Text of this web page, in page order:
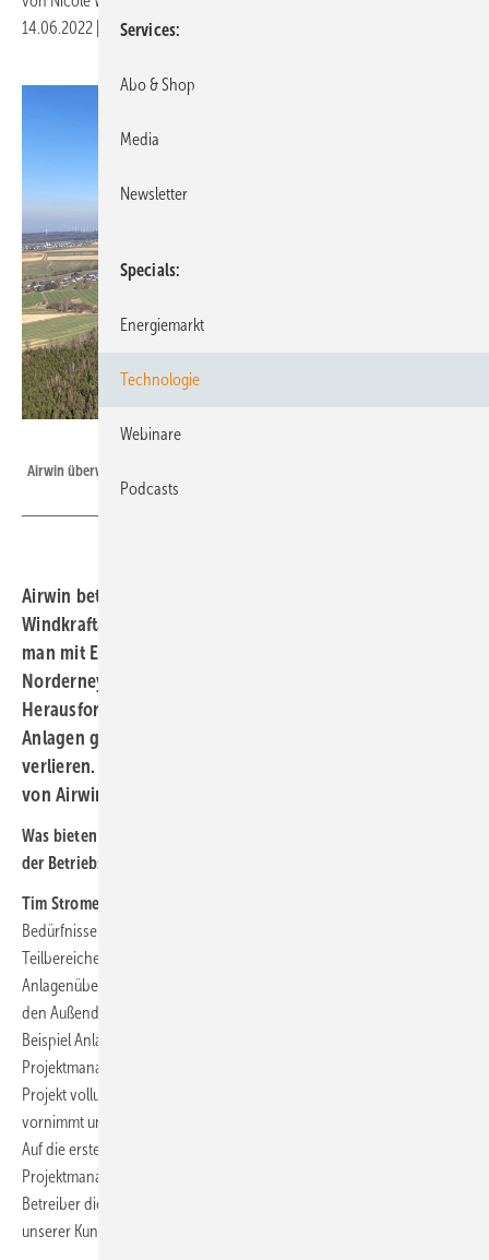
14.06.2022
Druckvorschau
Airwin überwacht 365 Tage im Jahr die Anlagen in der Betriebsführung.
Airwin betreut deutschlandweit über 200
Windkraftanlagen in der Betriebsführung: Im Süden hat
man mit Eisansatz zu tun. Und im Norden kurz vor
Norderney, wo stetig der Wind bläst, hat man die
Herausforderung, eine Zeit zu finden, wann man an die
Anlagen gehen kann, ohne viel Ertrag zu
verlieren. Interview mit Tim Stromer, Geschäftsführer
von Airwin.
Was bieten Sie Betreibern neben dem Rundum-Sorglos-Paket in
der Betriebsführung als Dienstleistung an?
Tim Stromer:
Bedürfnissen. Darauf gehen wir spezifisch ein. Wir haben drei
Teilbereiche in der technischen Betriebsführung: Die 24/7-
Anlagenüberwachung in der Leitwarte mittels RotorSoft-Datenbank;
den Außendienst, der vor Ort diverse Tätigkeiten übernimmt wie zum
Beispiel Anlageninspektion. Drittens haben wir im klassischen
Projektmanagement einen direkten Kundenbetreuer, der für ein
Projekt vollumfänglich zuständig ist – Fristen überwacht, Analysen
vornimmt und Berichte verfasst.
Auf die ersten beiden Bereiche will kaum jemand verzichten. Im
Projektmanagement gibt es aufgrund der unterschiedlichen Aufgaben
Betreiber die einige Themen selbst übernehmen, wobei die Vielzahl
unserer Kunden auf das Rundum-Sorglos-Paket zurückgreifen.
Services
Abo & Shop
Media
Newsletter
Specials
Energiemarkt
Technologie
Webinare
Podcasts